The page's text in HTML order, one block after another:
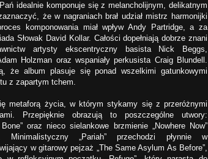
idealnie komponuje się z melancholijnym, delikatnym
że w nagraniach brał udział mistrz harmonijki
komponowania miał wpływ Andy Partridge, a za
Słowak David Kollar. Całości dopełniają dobrze znani
artysty ekscentryczny basista Nick Beggs,
Holzman oraz wspaniały perkusista Craig Blundell.
że album plasuje się ponad wszelkimi gatunkowymi
z zapartym tchem.
metaforą życia, w którym stykamy się z przeróżnymi
Przepięknie obrazują to poszczególne utwory:
oraz nieco sielankowe brzmienie „Nowhere Now”
Minimalistyczny „Pariah” przechodzi płynnie w
w gitarowy pejzaż „The Same Asylum As Before”,